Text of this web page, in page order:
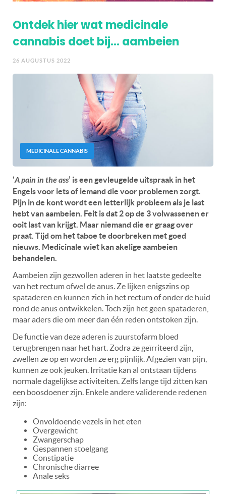
Ontdek hier wat medicinale
cannabis doet bij… aambeien
26 AUGUSTUS 2022
MEDICINALE CANNABIS
‘A pain in the ass’ is een gevleugelde uitspraak in het
Engels voor iets of iemand die voor problemen zorgt.
Pijn in de kont wordt een letterlijk probleem als je last
hebt van aambeien. Feit is dat 2 op de 3 volwassenen er
ooit last van krijgt. Maar niemand die er graag over
praat. Tijd om het taboe te doorbreken met goed
nieuws. Medicinale wiet kan akelige aambeien
behandelen.
Aambeien zijn gezwollen aderen in het laatste gedeelte
van het rectum ofwel de anus. Ze lijken enigszins op
spataderen en kunnen zich in het rectum of onder de huid
rond de anus ontwikkelen. Toch zijn het geen spataderen,
maar aders die om meer dan één reden ontstoken zijn.
De functie van deze aderen is zuurstofarm bloed
terugbrengen naar het hart. Zodra ze geïrriteerd zijn,
zwellen ze op en worden ze erg pijnlijk. Afgezien van pijn,
kunnen ze ook jeuken. Irritatie kan al ontstaan tijdens
normale dagelijkse activiteiten. Zelfs lange tijd zitten kan
een boosdoener zijn. Enkele andere validerende redenen
zijn:
Onvoldoende vezels in het eten
Overgewicht
Zwangerschap
Gespannen stoelgang
Constipatie
Chronische diarree
Anale seks